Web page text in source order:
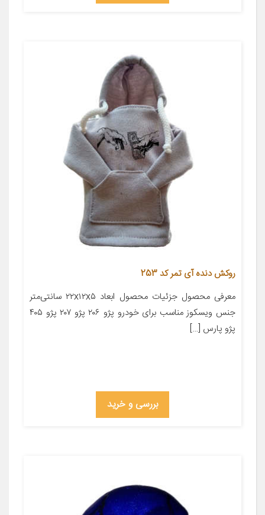
روکش دنده آی تمر کد 253
معرفی محصول جزئیات محصول ابعاد ۲۲x۱۲x۵ سانتی‌متر
جنس ویسکوز مناسب برای خودرو پژو ۲۰۶ پژو ۲۰۷ پژو ۴۰۵
پژو پارس […]
بررسی و خرید